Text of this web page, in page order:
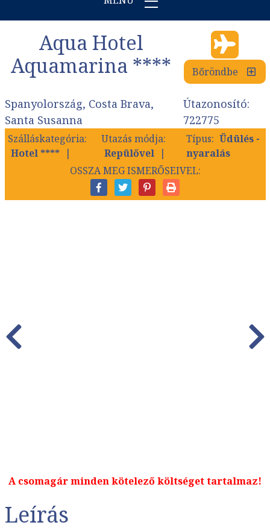
Aqua Hotel
Aquamarina ****
Bőröndbe
Spanyolország, Costa Brava,
Santa Susanna
Útazonosító:
722775
Szálláskategória:
Hotel ****
Utazás módja:
Repülővel
Típus: Üdülés -
nyaralás
OSSZA MEG ISMERŐSEIVEL:
A csomagár minden kötelező költséget tartalmaz!
Leírás